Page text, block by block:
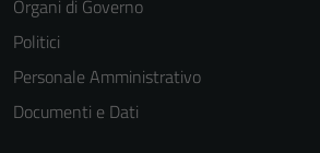
Organi di Governo
Politici
Personale Amministrativo
Documenti e Dati